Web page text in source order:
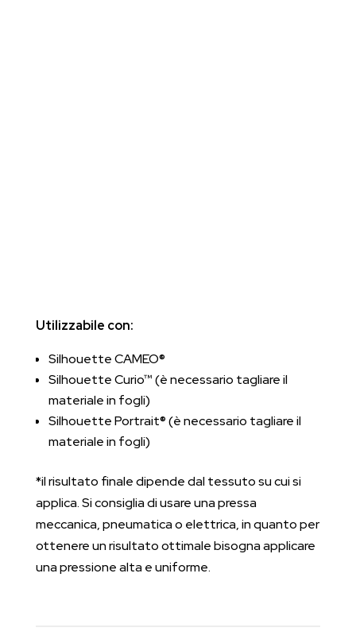
Utilizzabile con:
Silhouette CAMEO®
Silhouette Curio™ (è necessario tagliare il
materiale in fogli)
Silhouette Portrait® (è necessario tagliare il
materiale in fogli)
*il risultato finale dipende dal tessuto su cui si
applica. Si consiglia di usare una pressa
meccanica, pneumatica o elettrica, in quanto per
ottenere un risultato ottimale bisogna applicare
una pressione alta e uniforme.